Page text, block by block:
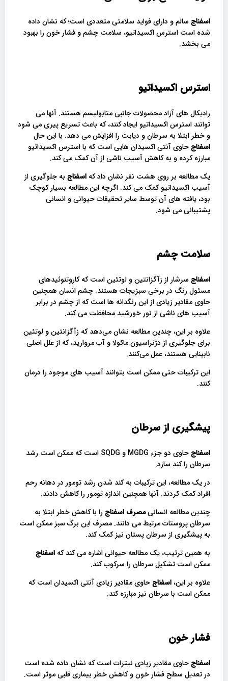
اسفناجسالم و دارای فواید سلامتی متعددی است؛ که نشان داده
شده است استرس اکسیداتیو، سلامت چشم و فشار خون را بهبود
می بخشد.
استرس اکسیداتیو
رادیکال های آزاد محصولات جانبی متابولیسم هستند. آنها می
توانند استرس اکسیداتیو ایجاد کنند، که باعث تسریع پیری می شود
و خطر ابتلا به سرطان و دیابت را افزایش می دهد. با این حال
اسفناجحاوی آنتی اکسیدان هایی است که با استرس اکسیداتیو
مبارزه کرده و به کاهش آسیب ناشی از آن کمک می کند.
یک مطالعه بر روی هشت نفر نشان داد که اسفناج به جلوگیری از
آسیب اکسیداتیو کمک می کند. اگرچه این مطالعه بسیار کوچک
بود، یافته های آن توسط سایر تحقیقات حیوانی و انسانی
پشتیبانی می شود.
سلامت چشم
اسفناجسرشار از زآگزانتین و لوتئین است که کاروتنوئیدهای
مسئول رنگ در برخی سبزیجات هستند. چشم انسان همچنین
حاوی مقادیر زیادی از این رنگدانه ها است که از چشم در برابر
آسیب های ناشی از نور خورشید محافظت می کند.
علاوه بر این، چندین مطالعه نشان می‌دهد که زآگزانتین و لوتئین
برای جلوگیری از دژنراسیون ماکولا و آب مروارید، که از علل اصلی
نابینایی هستند، عمل می‌کنند.
این ترکیبات حتی ممکن است بتوانند آسیب های موجود را درمان
کنند.
پیشگیری از سرطان
اسفناج
حاوی دو جزء MGDG و SQDG است که ممکن است رشد
سرطان را کند سازد.
در یک مطالعه، این ترکیبات به کند شدن رشد تومور در دهانه رحم
افراد کمک کردند. آنها همچنین اندازه تومور را کاهش دادند.
چندین مطالعه انسانیمصرف اسفناجرا با کاهش خطر ابتلا به
سرطان پروستات مرتبط می دانند. مصرف این برگ سبز ممکن است
به پیشگیری از سرطان پستان نیز کمک کند.
به همین ترتیب، یک مطالعه حیوانی اشاره می کند که اسفناج
ممکن است تشکیل سرطان را سرکوب کند.
علاوه بر این، اسفناجحاوی مقادیر زیادی آنتی اکسیدان است که
ممکن است با سرطان نیز مبارزه کند.
فشار خون
اسفناجحاوی مقادیر زیادی نیترات است که نشان داده شده است
در تعدیل سطح فشار خون و کاهش خطر بیماری قلبی موثر است.